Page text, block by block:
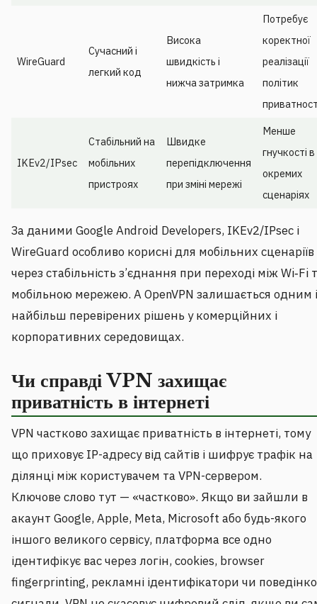
WireGuard
Сучасний і
легкий код
Висока
швидкість і
нижча затримка
Потребує
коректної
реалізації
політик
IKEv2/IPsec
Стабільний на
мобільних
пристроях
Швидке
перепідключення
при зміні мережі
Менше
гнучкості в
окремих
сценаріях
За даними Google Android Developers, IKEv2/IPsec і
WireGuard особливо корисні для мобільних сценаріїв
через стабільність з’єднання при переході між Wi‑Fi
мобільною мережею. А OpenVPN залишається одним
найбільш перевірених рішень у комерційних і
корпоративних середовищах.
Чи справді VPN захищає
приватність в інтернеті
VPN частково захищає приватність в інтернеті, тому
що приховує IP-адресу від сайтів і шифрує трафік на
ділянці між користувачем та VPN-сервером.
Ключове слово тут — «частково». Якщо ви зайшли в
акаунт Google, Apple, Meta, Microsoft або будь-якого
іншого великого сервісу, платформа все одно
ідентифікує вас через логін, cookies, browser
fingerprinting, рекламні ідентифікатори чи